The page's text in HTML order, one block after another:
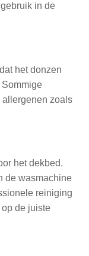
in de
het donzen
zoals
het dekbed.
de wasmachine
reiniging
de juiste